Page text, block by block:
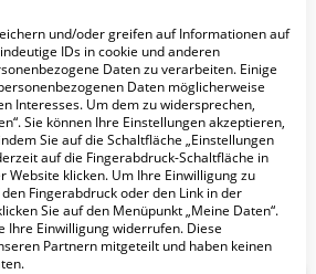
und/oder greifen auf Informationen auf
IDs in cookie und anderen
Daten zu verarbeiten. Einige
Daten möglicherweise
Interesses. Um dem zu widersprechen,
Sie können Ihre Einstellungen akzeptieren,
Sie auf die Schaltfläche „Einstellungen
auf die Fingerabdruck-Schaltfläche in
Website klicken. Um Ihre Einwilligung zu
Fingerabdruck oder den Link in der
Sie auf den Menüpunkt „Meine Daten“.
Ihre Einwilligung widerrufen. Diese
Partnern mitgeteilt und haben keinen